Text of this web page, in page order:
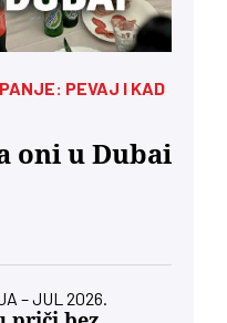
PEVAJ I KAD
oni u Dubai
– JUL 2026.